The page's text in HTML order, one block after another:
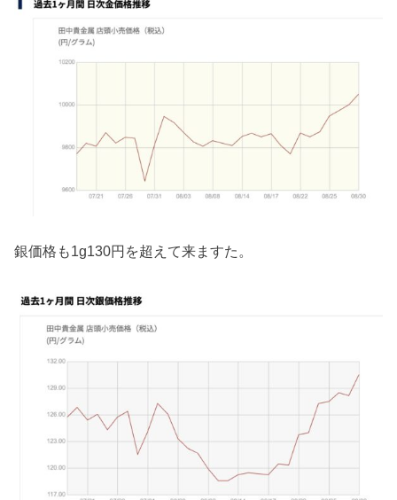
銀価格も1g130円を超えて来ますた。